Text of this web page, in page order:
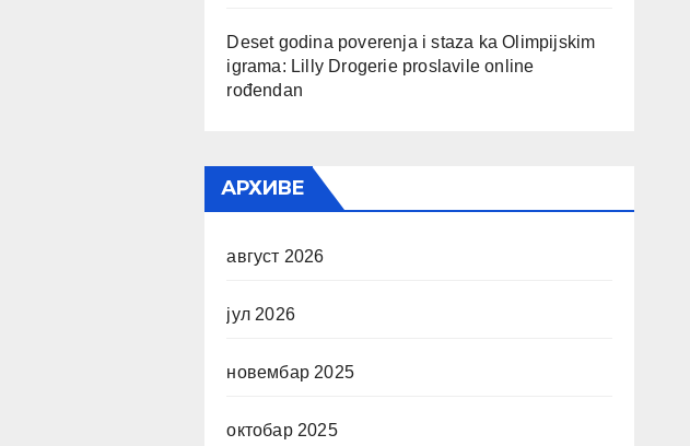
Deset godina poverenja i staza ka Olimpijskim
igrama: Lilly Drogerie proslavile online
rođendan
АРХИВЕ
август 2026
јул 2026
новембар 2025
октобар 2025